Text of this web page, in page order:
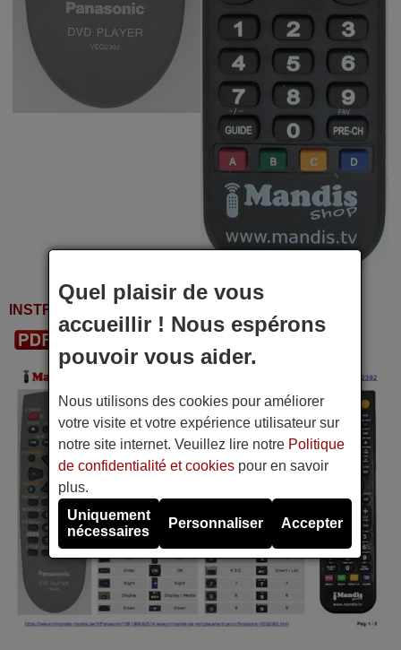
INSTRUCTIONS D'UTILISATION
Quel plaisir de vous
accueillir ! Nous espérons
pouvoir vous aider.
Nous utilisons des cookies pour améliorer
votre visite et votre expérience utilisateur sur
notre site internet. Veuillez lire notre Politique
de confidentialité et cookiespour en savoir
plus.
Uniquement
nécessaires
Personnaliser Accepter